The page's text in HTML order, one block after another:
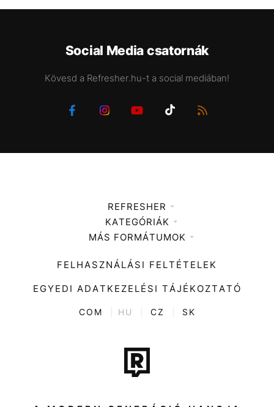
Social Media csatornák
Kövesd a Refresher.hu-t a social mediában!
REFRESHER
Médiaajánlat
KATEGÓRIÁK
Zene
Divat
Kultúra
ENTR
Tech-Tudomány
Sport
Társadalom
MÁS FORMÁTUMOK
FELHASZNÁLÁSI FELTÉTELEK
EGYEDI ADATKEZELÉSI TÁJÉKOZTATÓ
COM HU CZ SK